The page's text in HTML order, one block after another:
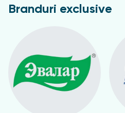
Branduri exclusive